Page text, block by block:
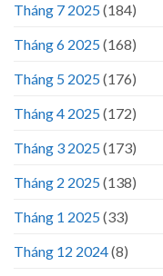
Tháng 7 2025(184)
Tháng 6 2025(168)
Tháng 5 2025(176)
Tháng 4 2025(172)
Tháng 3 2025(173)
Tháng 2 2025(138)
Tháng 1 2025(33)
Tháng 12 2024(8)